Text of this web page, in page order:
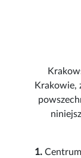
Krakowie,
1.